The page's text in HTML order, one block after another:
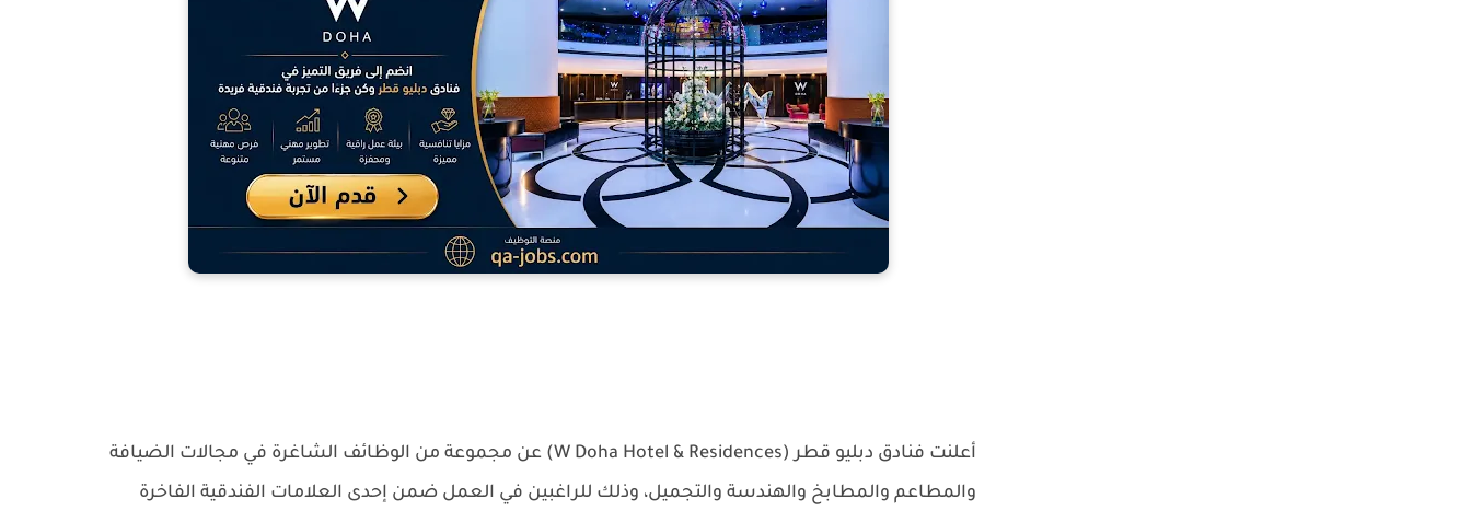
أعلنت فنادق دبليو قطر (W Doha Hotel & Residences)
عن مجموعة من الوظائف الشاغرة في مجالات الضيافة
والمطاعم والمطابخ والهندسة والتجميل، وذلك للراغبين في العمل ضمن إحدى العلامات الفندقية الفاخرة